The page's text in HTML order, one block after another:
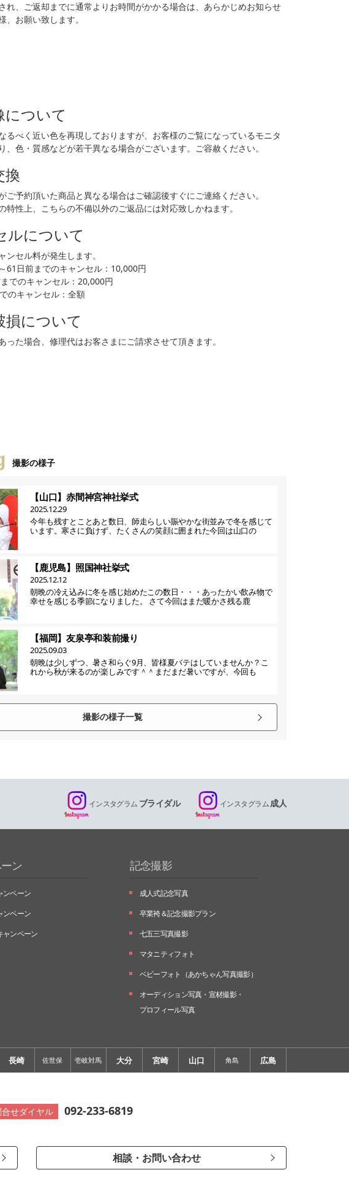
れ、ご返却までに通常よりお時間がかかる場合は、あらかじめお知らせ
、お願い致します。
について
るべく近い色を再現しておりますが、お客様のご覧になっているモニタ
、色・質感などが若干異なる場合がございます。ご容赦ください。
換
ご予約頂いた商品と異なる場合はご確認後すぐにご連絡ください。
特性上、こちらの不備以外のご返品には対応致しかねます。
ルについて
ンセル料が発生します。
61日前までのキャンセル：10,000円
でのキャンセル：20,000円
のキャンセル：全額
損について
った場合、修理代はお客さまにご請求させて頂きます。
撮影の様子
【山口】赤間神宮神社挙式
2025.12.29
今年も残すとことあと数日、師走らしい賑やかな街並みで冬を感じて
います。寒さに負けず、たくさんの笑顔に囲まれた今回は山口の
【鹿児島】照国神社挙式
2025.12.12
朝晩の冷え込みに冬を感じ始めたこの数日・・・あったかい飲み物で
幸せを感じる季節になりました。 さて今回はまだ暖かさ残る鹿
【福岡】友泉亭和装前撮り
2025.09.03
朝晩は少しずつ、暑さ和らぐ9月、皆様夏バテはしていませんか？こ
れから秋が来るのが楽しみです＾＾まだまだ暑いですが、今回も
撮影の様子一覧
インスタグラム ブライダル インスタグラム成人
ン
ンペーン
ンペーン
ャンペーン
記念撮影
成人式記念写真
卒業袴＆記念撮影プラン
七五三写真撮影
マタニティフォト
ベビーフォト （あかちゃん写真撮影）
オーディション写真・ 宣材撮影・
プロフィール写真
長崎 佐世保 壱岐対馬 大分 宮崎 山口 角島 広島
せダイヤル 092-233-6819
相談・お問い合わせ